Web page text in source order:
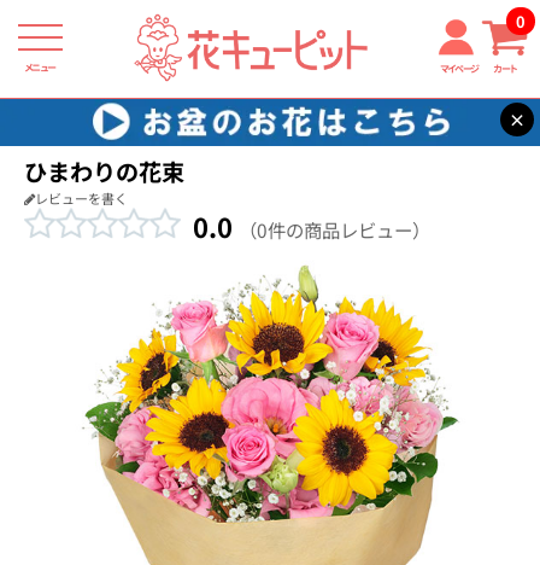
メニュー マイページ カート
0
×
花キューピット 結婚記念日 【結婚記念日】ひまわりの花束
ひまわりの花束
レビューを書く
0.0 （0件の商品レビュー）